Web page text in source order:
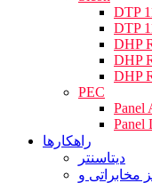
DTP
DTP
DHP
DHP
DHP
PEC
Panel
Panel
راهکارها
دیتاسنتر